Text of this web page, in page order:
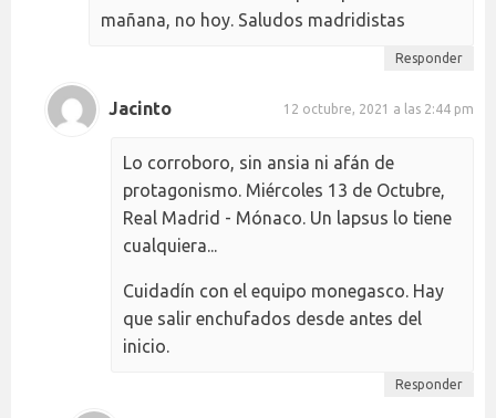
mañana, no hoy. Saludos madridistas
Responder
Jacinto 12 octubre, 2021 a las 2:44 pm
Lo corroboro, sin ansia ni afán de
protagonismo. Miércoles 13 de Octubre,
Real Madrid - Mónaco. Un lapsus lo tiene
cualquiera...
Cuidadín con el equipo monegasco. Hay
que salir enchufados desde antes del
inicio.
Responder